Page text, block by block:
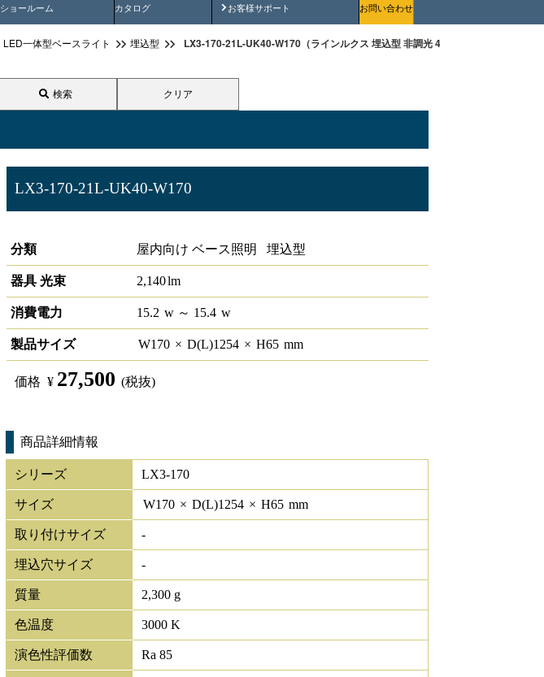
ショールーム カタログ お客様サポート
安全にご使用いただくためにお問い合わせ
LED一体型ベースライト 埋込型 LX3-170-21L-UK40-W170（ラインルクス 埋込型 非調光 40形 幅150 ）
検索 クリア
LX3-170-21L-UK40-W170
分類
屋内向け ベース照明 埋込型
器具 光束 2,140lm
消費電力 15.2 w ～ 15.4 w
製品サイズ W170 × D(L)1254 × H65 mm
価格 ¥ 27,500 (税抜)
商品詳細情報
シリーズ LX3-170
サイズ W170 × D(L)1254 × H65 mm
取り付けサイズ -
埋込穴サイズ -
質量 2,300 g
色温度 3000 K
演色性評価数 Ra 85